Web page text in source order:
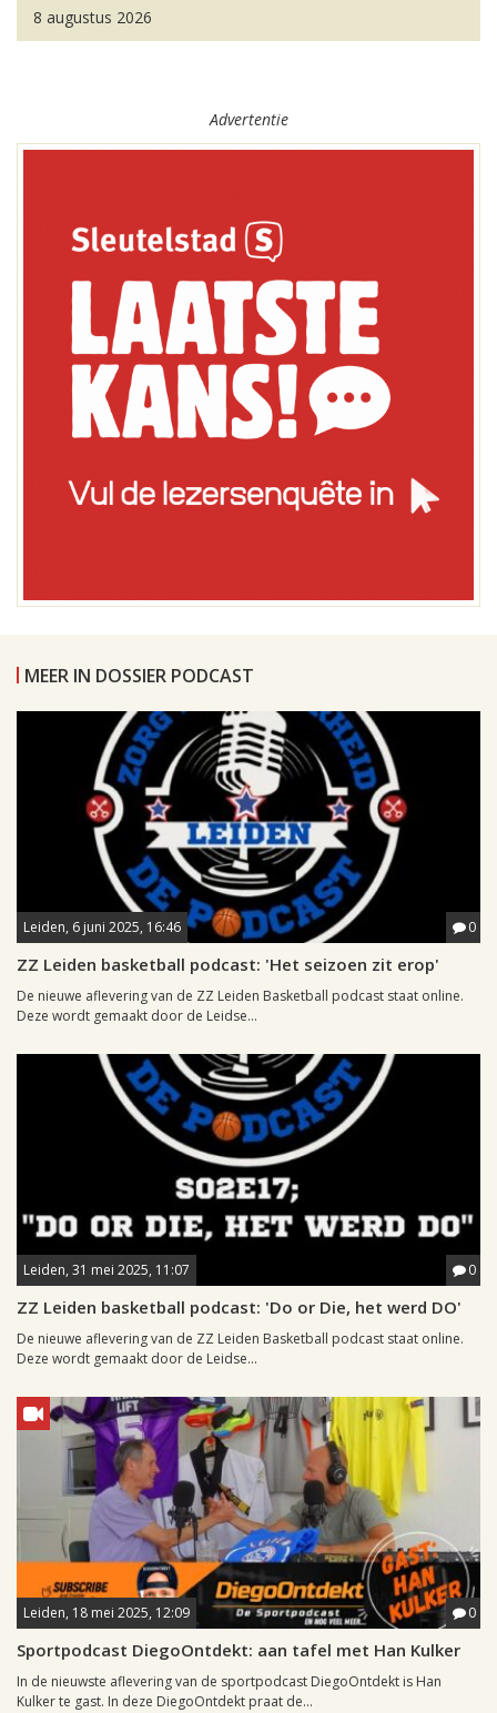
8 augustus 2026
Advertentie
MEER IN DOSSIER PODCAST
Leiden, 6 juni 2025, 16:46 0
ZZ Leiden basketball podcast: 'Het seizoen zit erop'
De nieuwe aflevering van de ZZ Leiden Basketball podcast staat online.
Deze wordt gemaakt door de Leidse...
Leiden, 31 mei 2025, 11:07 0
ZZ Leiden basketball podcast: 'Do or Die, het werd DO'
De nieuwe aflevering van de ZZ Leiden Basketball podcast staat online.
Deze wordt gemaakt door de Leidse...
Leiden, 18 mei 2025, 12:09 0
Sportpodcast DiegoOntdekt: aan tafel met Han Kulker
In de nieuwste aflevering van de sportpodcast DiegoOntdekt is Han
Kulker te gast. In deze DiegoOntdekt praat de...